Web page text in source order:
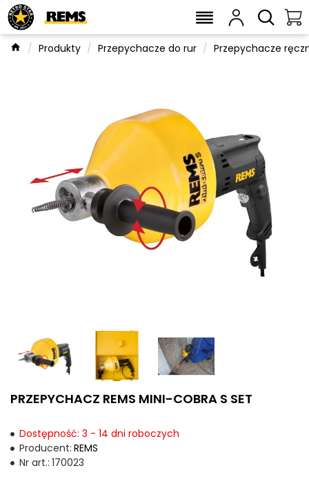
Produkty Przepychacze do rur Przepychacze
PRZEPYCHACZ REMS MINI-COBRA S SET
Dostępność: 3 - 14 dni roboczych
Producent: REMS
Nr art.: 170023